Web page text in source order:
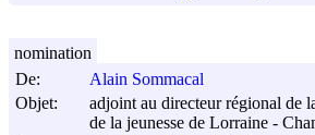
De:
Alain Sommacal
Objet:
adjoint au directeur régional de
de la jeunesse de Lorraine -
nomination